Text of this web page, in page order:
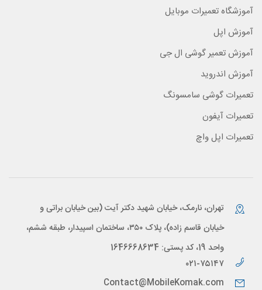
آموزشگاه تعمیرات موبایل
آموزش اپل
آموزش تعمیر گوشی ال جی
آموزش اندروید
تعمیرات گوشی سامسونگ
تعمیرات آیفون
تعمیرات اپل واچ
تهران، نارمک، خیابان شهید دکتر آیت (بین خیابان براتی و
خیابان قاسم زاده)، پلاک ۳۵۰، ساختمان اسپیدار، طبقه ششم،
واحد 19، کد پستی: 1646668634
۰۲۱-۷۵۱۴۷
Contact@MobileKomak.com